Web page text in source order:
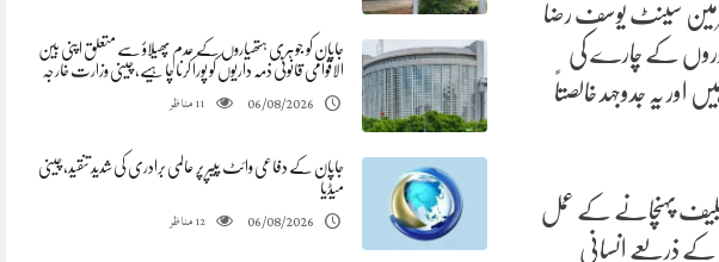
جاپان کو جوہری ہتھیاروں کے عدم پھیلاؤ سے متعلق اپنی بین
الاقوامی قانونی ذمہ داریوں کو پورا کرنا چاہیے، چینی وزارت خارجہ
06/08/2026
11مناظر
جاپان کے دفاعی وائٹ پیپر پر عالمی برادری کی شدید تنقید، چینی
میڈیا
06/08/2026
12مناظر
سینٹ یوسف رضا
کے چارے کی
یہ جدوجہد خالصتاً
پہنچانے کے عمل
کے ذریعے انسانی